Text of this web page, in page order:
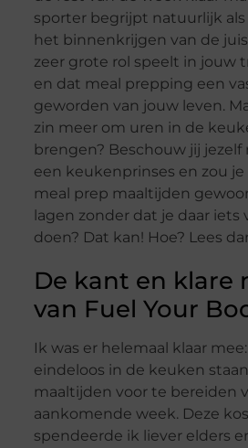
sporter begrijpt natuurlijk
het binnenkrijgen van de
zeer grote rol speelt in jouw
en dat meal prepping een
geworden van jouw leven.
zin meer om uren in de
brengen? Beschouw jij jezelf
een keukenprinses en zou
meal prep maaltijden
lagen zonder dat je daar iets
doen? Dat kan! Hoe? Lees
De kant en klare
van Fuel Your
Ik was er helemaal klaar
eindeloos in de keuken
maaltijden voor te bereiden
aankomende week. Deze
spendeerde ik liever elders